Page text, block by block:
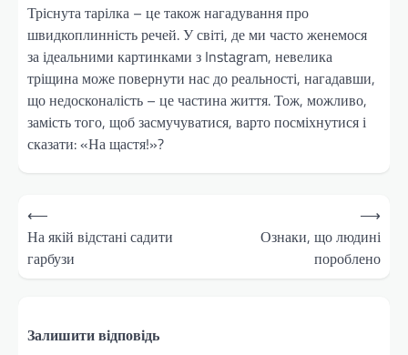
Тріснута тарілка – це також нагадування про
швидкоплинність речей. У світі, де ми часто женемося
за ідеальними картинками з Instagram, невелика
тріщина може повернути нас до реальності, нагадавши,
що недосконалість – це частина життя. Тож, можливо,
замість того, щоб засмучуватися, варто посміхнутися і
сказати: «На щастя!»?
Навігація
записів
⟵
На якій відстані садити
гарбузи
Ознаки, що людині
пороблено
⟶
Залишити відповідь